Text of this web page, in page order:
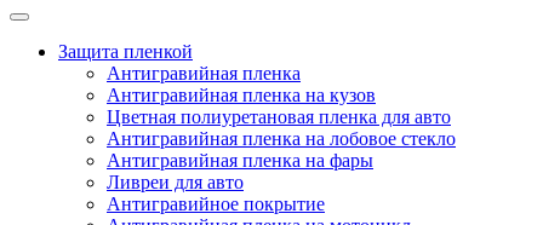
Защита пленкой
Антигравийная пленка
Антигравийная пленка на кузов
Цветная полиуретановая пленка для авто
Антигравийная пленка на лобовое стекло
Антигравийная пленка на фары
Ливреи для авто
Антигравийное покрытие